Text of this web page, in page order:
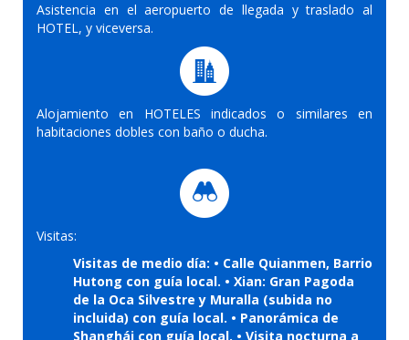
Asistencia en el aeropuerto de llegada y traslado al
HOTEL, y viceversa.
Alojamiento en HOTELES indicados o similares en
habitaciones dobles con baño o ducha.
Visitas:
Visitas de medio día: • Calle Quianmen, Barrio
Hutong con guía local. • Xian: Gran Pagoda
de la Oca Silvestre y Muralla (subida no
incluida) con guía local. • Panorámica de
Shanghái con guía local. • Visita nocturna a